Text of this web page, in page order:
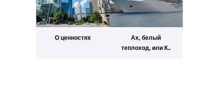
О ценностях
Ах, белый
теплоход, или К..